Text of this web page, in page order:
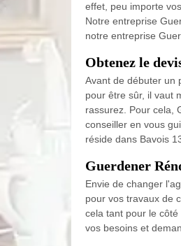
effet, peu importe
Notre entreprise
notre entreprise
Obtenez le
Avant de débuter un
pour être sûr, il vaut
rassurez. Pour cela,
conseiller en vous
réside dans Bavois
Guerdener
Envie de changer
pour vos travaux de
cela tant pour le
vos besoins et